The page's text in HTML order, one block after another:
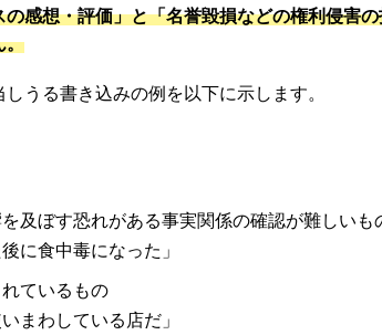
感想・評価」と「名誉毀損などの権利侵害
。
うる書き込みの例を以下に示します。
及ぼす恐れがある事実関係の確認が難しいも
に食中毒になった」
ているもの
まわしている店だ」